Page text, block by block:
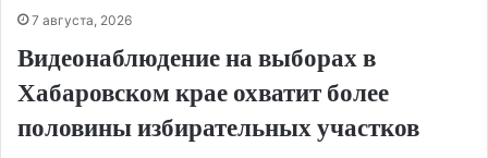
7 августа, 2026
Видеонаблюдение на выборах в
Хабаровском крае охватит более
половины избирательных участков